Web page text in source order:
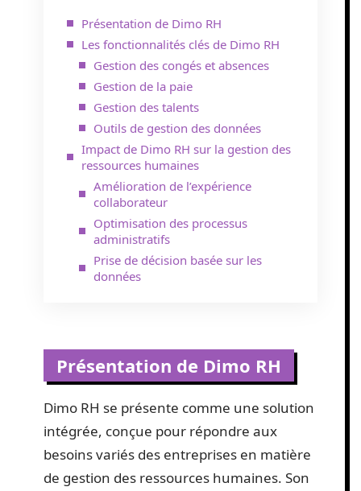
Présentation de Dimo RH
Les fonctionnalités clés de Dimo RH
Gestion des congés et absences
Gestion de la paie
Gestion des talents
Outils de gestion des données
Impact de Dimo RH sur la gestion des
ressources humaines
Amélioration de l’expérience
collaborateur
Optimisation des processus
administratifs
Prise de décision basée sur les
données
Présentation de Dimo RH
Dimo RH se présente comme une solution
intégrée, conçue pour répondre aux
besoins variés des entreprises en matière
de gestion des ressources humaines. Son